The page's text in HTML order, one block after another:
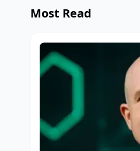
Most Read